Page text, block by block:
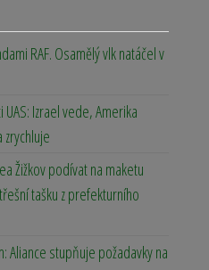
RAF. Osamělý vlk natáčel v
Izrael vede, Amerika
Žižkov podívat na maketu
tašku z prefekturního
stupňuje požadavky na